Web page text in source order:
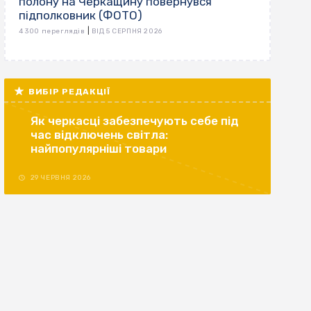
підполковник (ФОТО)
4 300 переглядів ВІД 5 СЕРПНЯ 2026
ВИБІР РЕДАКЦІЇ
Як черкасці забезпечують себе під
час відключень світла:
найпопулярніші товари
29 ЧЕРВНЯ 2026